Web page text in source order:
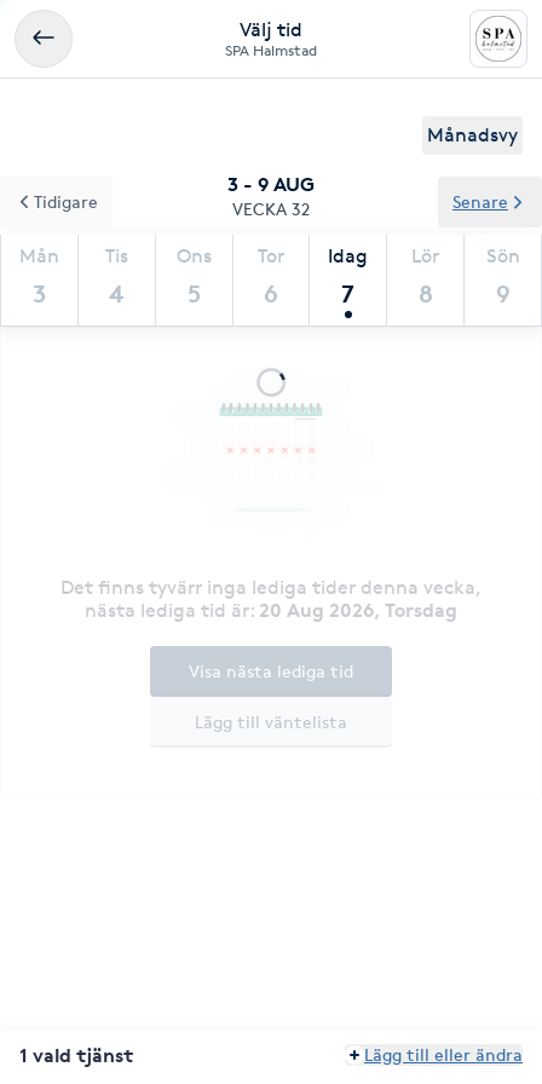
Välj tid
SPA Halmstad
Månadsvy
3 - 9 AUG
VECKA 32
Mån
3
Tis
4
Ons
5
Tor
6
Idag
7
Lör
8
Sön
9
Tidigare Senare
Det finns tyvärr inga lediga tider denna vecka,
nästa lediga tid är: 20 Aug 2026, Torsdag
Lägg till väntelista
Visa nästa lediga tid
1 vald tjänst Lägg till eller ändra